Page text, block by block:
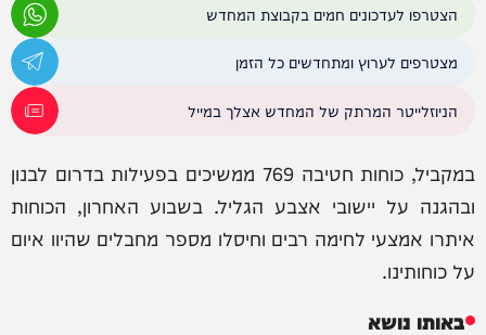
הצטרפו לעדכונים חמים בקבוצת המחדש
מצטרפים לערוץ ומתחדשים כל הזמן
הניוזלייטר המרתק של המחדש אצלך במייל
במקביל, כוחות חטיבה 769 ממשיכים בפעילות בדרום לבנון
ובהגנה על יישובי אצבע הגליל. בשבוע האחרון, הכוחות
איתרו אמצעי לחימה רבים וחיסלו מספר מחבלים שהיוו איום
על כוחותינו.
באותו נושא